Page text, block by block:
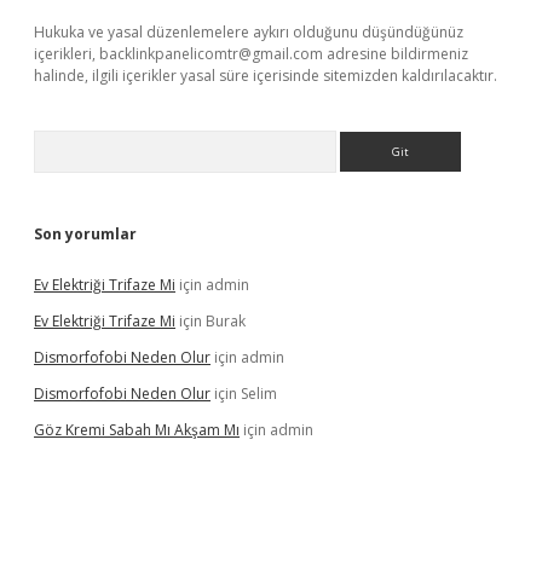
Hukuka ve yasal düzenlemelere aykırı olduğunu düşündüğünüz
içerikleri, backlinkpanelicomtr@gmail.com adresine bildirmeniz
halinde, ilgili içerikler yasal süre içerisinde sitemizden kaldırılacaktır.
Son yorumlar
Ev Elektriği Trifaze Mi için admin
Ev Elektriği Trifaze Mi için Burak
Dismorfofobi Neden Olur için admin
Dismorfofobi Neden Olur için Selim
Göz Kremi Sabah Mı Akşam Mı için admin